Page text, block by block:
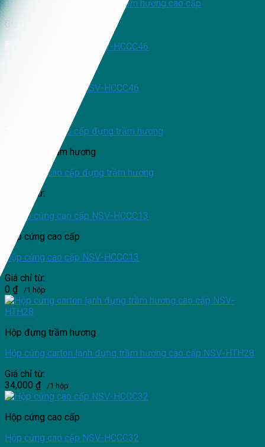
Hộp cứng carton lạnh đựng trầm hương cao cấp
Giá chỉ từ:
Hộp cứng cao cấp NSV-HCCC46
Hộp đựng trầm hương
Hộp cứng cao cấp đựng trầm hương
Giá chỉ từ:
Hộp cứng cao cấp
Hộp cứng cao cấp NSV-HCCC13
Giá chỉ từ:
0 ₫ /1 hộp
Hộp đựng trầm hương
Hộp cứng carton lạnh đựng trầm hương cao cấp NSV-HTH28
Giá chỉ từ:
34,000 ₫ /1 hộp
Hộp cứng cao cấp
Hộp cứng cao cấp NSV-HCCC32